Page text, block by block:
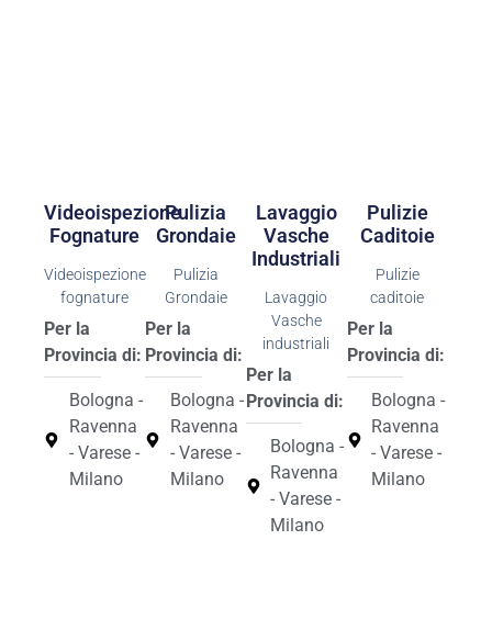
Videoispezione
Fognature
Videoispezione
fognature
Per la
Provincia di:
Bologna -
Ravenna
- Varese -
Milano
Pulizia
Grondaie
Pulizia
Grondaie
Per la
Provincia di:
Bologna -
Ravenna
- Varese -
Milano
Lavaggio
Vasche
Industriali
Lavaggio
Vasche
industriali
Per la
Provincia di:
Bologna -
Ravenna
- Varese -
Milano
Pulizie
Caditoie
Pulizie
caditoie
Per la
Provincia di:
Bologna -
Ravenna
- Varese -
Milano